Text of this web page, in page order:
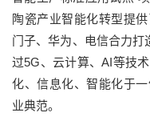
陶瓷产业智能化转型提
门子、华为、电信合力打
过5G、云计算、AI等技
化、信息化、智能化于
业典范。